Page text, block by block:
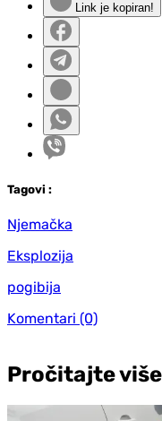
Link je kopiran!
Tagovi :
Njemačka
Eksplozija
pogibija
Komentari (0)
Pročitajte više